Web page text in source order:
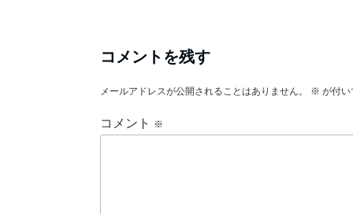
コメントを残す
メールアドレスが公開されることはありません。 ※ が付い
コメント ※